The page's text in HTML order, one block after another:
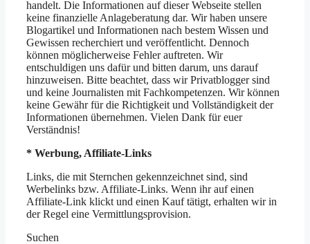
handelt. Die Informationen auf dieser Webseite stellen
keine finanzielle Anlageberatung dar. Wir haben unsere
Blogartikel und Informationen nach bestem Wissen und
Gewissen recherchiert und veröffentlicht. Dennoch
können möglicherweise Fehler auftreten. Wir
entschuldigen uns dafür und bitten darum, uns darauf
hinzuweisen. Bitte beachtet, dass wir Privatblogger sind
und keine Journalisten mit Fachkompetenzen. Wir können
keine Gewähr für die Richtigkeit und Vollständigkeit der
Informationen übernehmen. Vielen Dank für euer
Verständnis!
* Werbung, Affiliate-Links
Links, die mit Sternchen gekennzeichnet sind, sind
Werbelinks bzw. Affiliate-Links. Wenn ihr auf einen
Affiliate-Link klickt und einen Kauf tätigt, erhalten wir in
der Regel eine Vermittlungsprovision.
Suchen